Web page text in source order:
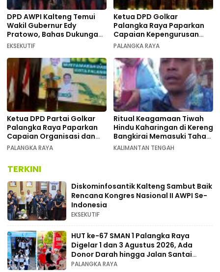
DPD AWPI Kalteng Temui
Wakil Gubernur Edy
Pratowo, Bahas Dukungan
Kongres Nasional II AWPI di
EKSEKUTIF
Ketua DPD Golkar
Palangka Raya Paparkan
Capaian Kepengurusan
pada Pembukaan Musda XI
PALANGKA RAYA
Ketua DPD Partai Golkar
Palangka Raya Paparkan
Capaian Organisasi dan
Kemenangan Pemilu pada
PALANGKA RAYA
Ritual Keagamaan Tiwah
Hindu Kaharingan di Kereng
Bangkirai Memasuki Tahap
Akhir
KALIMANTAN TENGAH
TERKINI
Diskominfosantik Kalteng Sambut Baik
Rencana Kongres Nasional II AWPI Se-
Indonesia
EKSEKUTIF
HUT ke-67 SMAN 1 Palangka Raya
Digelar 1 dan 3 Agustus 2026, Ada
Donor Darah hingga Jalan Santai
Berhadiah Doorprize
PALANGKA RAYA